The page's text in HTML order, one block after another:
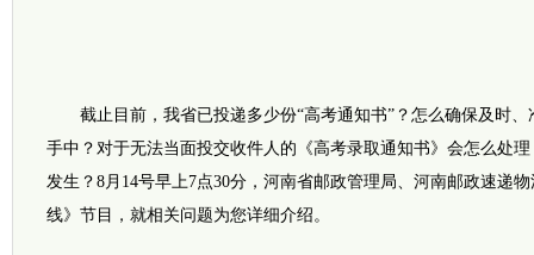
截止目前，我省已投递多少份“高考通知书”？怎么确保及时、
手中？对于无法当面投交收件人的《高考录取通知书》会怎么处
发生？8月14号早上7点30分，河南省邮政管理局、河南邮政速递
线》节目，就相关问题为您详细介绍。